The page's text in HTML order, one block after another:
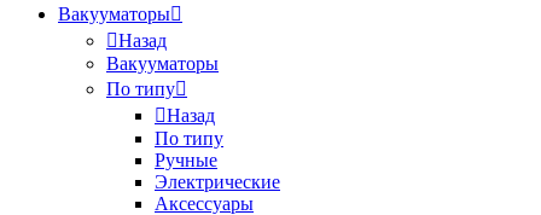
Вакууматоры
Назад
Вакууматоры
По типу
Назад
По типу
Ручные
Электрические
Аксессуары